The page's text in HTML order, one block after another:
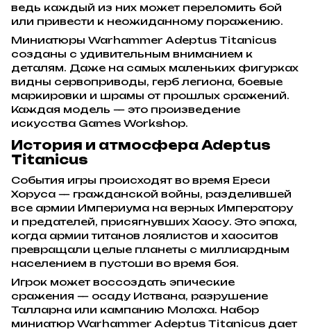
ведь каждый из них может переломить бой
или привести к неожиданному поражению.
Миниатюры Warhammer Adeptus Titanicus
созданы с удивительным вниманием к
деталям. Даже на самых маленьких фигурках
видны сервоприводы, герб легиона, боевые
маркировки и шрамы от прошлых сражений.
Каждая модель — это произведение
искусства Games Workshop.
История и атмосфера Adeptus
Titanicus
События игры происходят во время Ереси
Хоруса — гражданской войны, разделившей
все армии Империума на верных Императору
и предателей, присягнувших Хаосу. Это эпоха,
когда армии титанов лоялистов и хаоситов
превращали целые планеты с миллиардным
населением в пустоши во время боя.
Игрок может воссоздать эпические
сражения — осаду Иствана, разрушение
Талларна или кампанию Молоха. Набор
миниатюр Warhammer Adeptus Titanicus дает